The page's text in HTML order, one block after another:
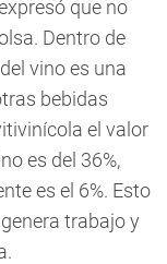
que no
Dentro de
vino es una
bebidas
el valor
es del 36%,
es el 6%. Esto
trabajo y